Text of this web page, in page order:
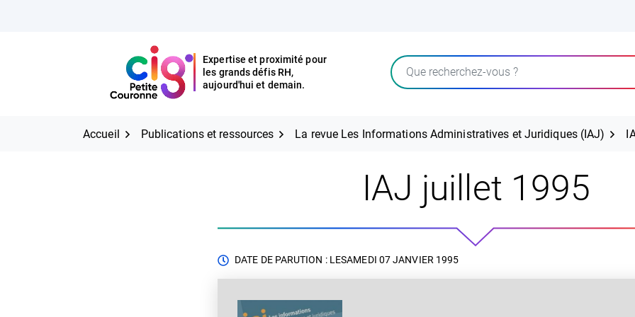
CIG Petite Couronne
Expertise et proximité pour
les grands défis RH,
aujourd'hui et demain.
Rechercher
CIG Petite Couronne
Expertise et proximité pour
les grands défis RH,
aujourd'hui et demain.
Accueil Publications et ressources La revue Les Informations Administratives et Juridiques (IAJ)
IAJ juillet 1995
DATE DE PARUTION : LESAMEDI 07 JANVIER 1995